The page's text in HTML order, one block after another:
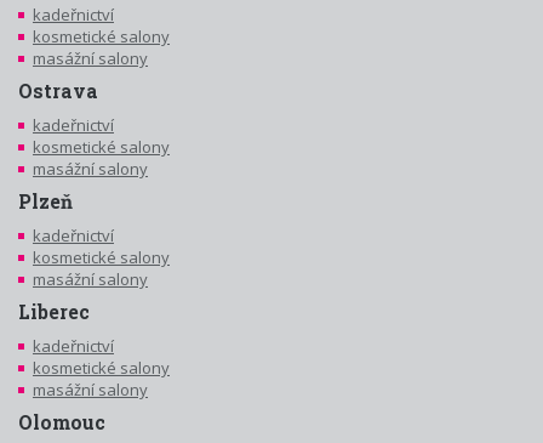
kadeřnictví
kosmetické salony
masážní salony
Ostrava
kadeřnictví
kosmetické salony
masážní salony
Plzeň
kadeřnictví
kosmetické salony
masážní salony
Liberec
kadeřnictví
kosmetické salony
masážní salony
Olomouc